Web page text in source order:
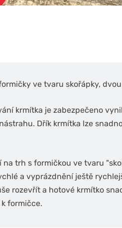
ve tvaru skořápky,
krmítka je zabezpečeno
Dřík krmítka lze
na trh s formičkou ve tvaru
a vyprázdnění ještě
rozevřít a hotové krmítko
formičce.